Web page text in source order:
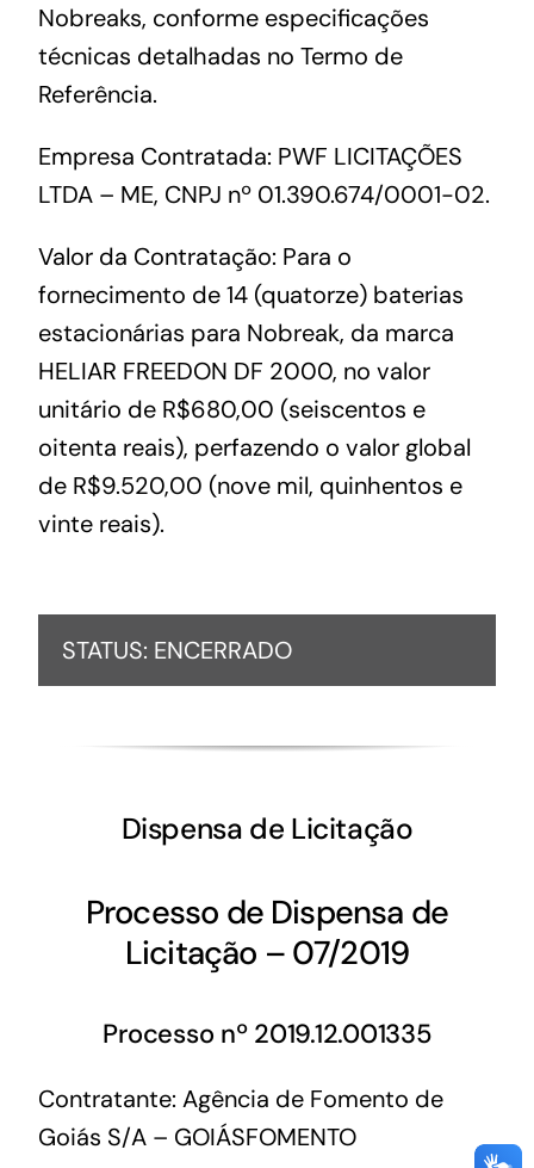
Nobreaks, conforme especificações
técnicas detalhadas no Termo de
Referência.
Empresa Contratada: PWF LICITAÇÕES
LTDA – ME, CNPJ nº 01.390.674/0001-02.
Valor da Contratação: Para o
fornecimento de 14 (quatorze) baterias
estacionárias para Nobreak, da marca
HELIAR FREEDON DF 2000, no valor
unitário de R$680,00 (seiscentos e
oitenta reais), perfazendo o valor global
de R$9.520,00 (nove mil, quinhentos e
vinte reais).
STATUS: ENCERRADO
Dispensa de Licitação
Processo de Dispensa de
Licitação – 07/2019
Processo nº 2019.12.001335
Contratante: Agência de Fomento de
Goiás S/A – GOIÁSFOMENTO